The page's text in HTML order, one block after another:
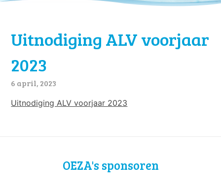
Uitnodiging ALV voorjaar
2023
6 april, 2023
Uitnodiging ALV voorjaar 2023
OEZA's sponsoren